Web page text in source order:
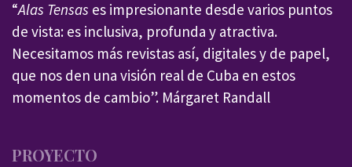
“Alas Tensas es impresionante desde varios puntos
de vista: es inclusiva, profunda y atractiva.
Necesitamos más revistas así, digitales y de papel,
que nos den una visión real de Cuba en estos
momentos de cambio”. Márgaret Randall
PROYECTO